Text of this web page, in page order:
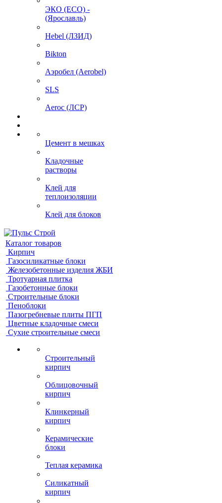
ЭКО (ECO) -
(Ярославль)
Hebel (ЛЗИД)
Bikton
Аэробел (Aerobel)
SLS
Aeroc (ЛСР)
Цемент в мешках
Кладочные
растворы
Клей для
теплоизоляции
Клей для блоков
Каталог товаров
Кирпич
Газосиликатные блоки
Железобетонные изделия ЖБИ
Тротуарная плитка
Газобетонные блоки
Строительные блоки
Пеноблоки
Пазогребневые плиты ПГП
Цветные кладочные смеси
Сухие строительные смеси
Строительный
кирпич
Облицовочный
кирпич
Клинкерный
кирпич
Керамические
блоки
Теплая керамика
Силикатный
кирпич